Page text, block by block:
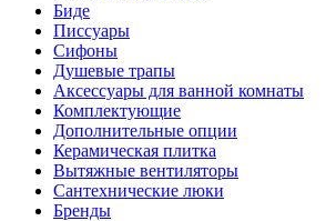
Биде
Писсуары
Сифоны
Душевые трапы
Аксессуары для ванной комнаты
Комплектующие
Дополнительные опции
Керамическая плитка
Вытяжные вентиляторы
Сантехнические люки
Бренды